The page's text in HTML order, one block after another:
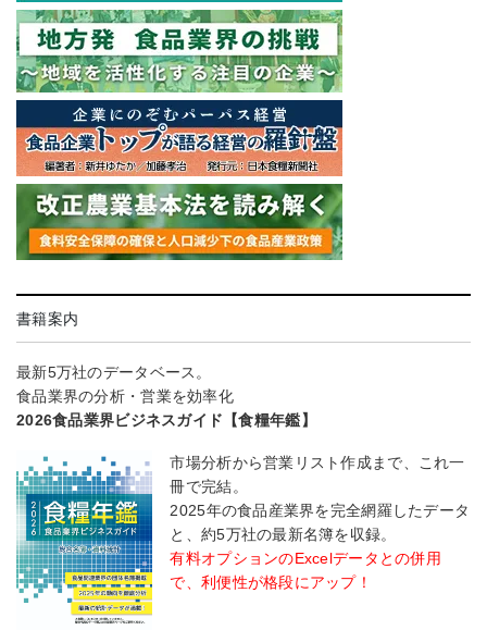
書籍案内
最新5万社のデータベース。
食品業界の分析・営業を効率化
2026食品業界ビジネスガイド【食糧年鑑】
市場分析から営業リスト作成まで、これ一
冊で完結。
2025年の食品産業界を完全網羅したデータ
と、約5万社の最新名簿を収録。
有料オプションのExcelデータとの併用
で、利便性が格段にアップ！